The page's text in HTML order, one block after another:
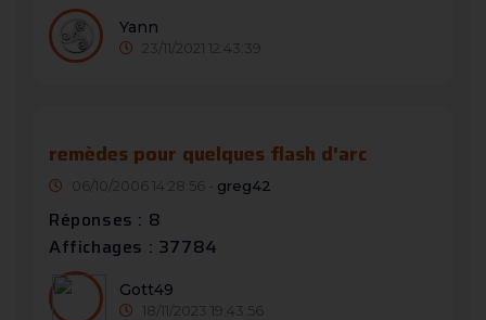
Yann
23/11/2021 12:43:39
remèdes pour quelques flash d'arc
06/10/2006 14:28:56 - greg42
Réponses : 8
Affichages : 37784
Gott49
18/11/2023 19:43:56